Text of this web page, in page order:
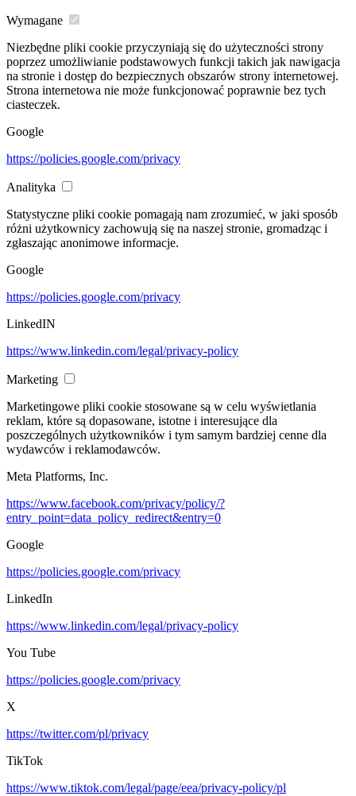
Wymagane
Niezbędne pliki cookie przyczyniają się do użyteczności strony
poprzez umożliwianie podstawowych funkcji takich jak nawigacja
na stronie i dostęp do bezpiecznych obszarów strony internetowej.
Strona internetowa nie może funkcjonować poprawnie bez tych
ciasteczek.
Google
https://policies.google.com/privacy
Analityka
Statystyczne pliki cookie pomagają nam zrozumieć, w jaki sposób
różni użytkownicy zachowują się na naszej stronie, gromadząc i
zgłaszając anonimowe informacje.
Google
https://policies.google.com/privacy
LinkedIN
https://www.linkedin.com/legal/privacy-policy
Marketing
Marketingowe pliki cookie stosowane są w celu wyświetlania
reklam, które są dopasowane, istotne i interesujące dla
poszczególnych użytkowników i tym samym bardziej cenne dla
wydawców i reklamodawców.
Meta Platforms, Inc.
https://www.facebook.com/privacy/policy/?
entry_point=data_policy_redirect&entry=0
Google
https://policies.google.com/privacy
LinkedIn
https://www.linkedin.com/legal/privacy-policy
You Tube
https://policies.google.com/privacy
X
https://twitter.com/pl/privacy
TikTok
https://www.tiktok.com/legal/page/eea/privacy-policy/pl